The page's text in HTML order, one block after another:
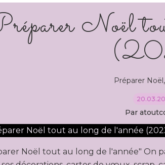
Noël
Préparer Noël,
Par
Noël tout au long de l'année" On